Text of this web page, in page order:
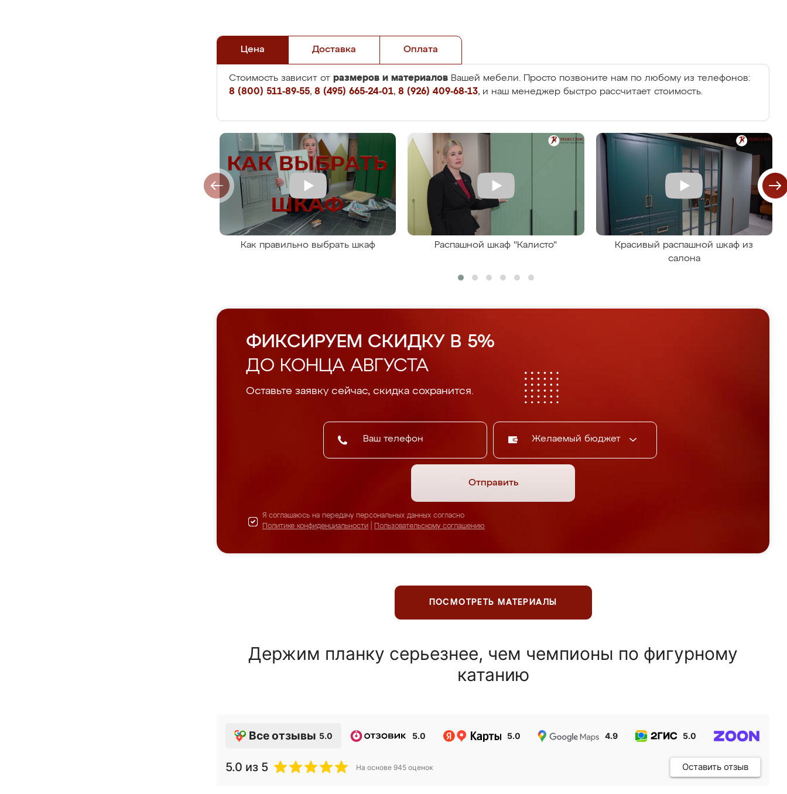
Цена Доставка Оплата
Стоимость зависит от размеров и материалов Вашей мебели. Просто позвоните нам по любому из телефонов:
8 (800) 511-89-55, 8 (495) 665-24-01, 8 (926) 409-68-13, и наш менеджер быстро рассчитает стоимость.
Как правильно выбрать шкаф Распашной шкаф "Калисто"
Красивый распашной шкаф из
салона
ФИКСИРУЕМ СКИДКУ В 5%
ДО КОНЦА АВГУСТА
Оставьте заявку сейчас, скидка сохранится.
Желаемый бюджет
Отправить
Я соглашаюсь на передачу персональных данных согласно
Политике конфиденциальности
Пользовательскому соглашению
ПОСМОТРЕТЬ МАТЕРИАЛЫ
Держим планку серьезнее, чем чемпионы по фигурному
катанию
Все отзывы 5.0 5.0 5.0 4.9 5.0
5.0 из 5 На основе 945 оценок Оставить отзыв